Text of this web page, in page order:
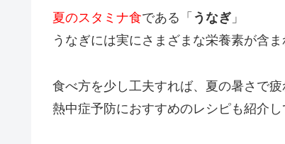
夏のスタミナ食である「 うなぎ 」
うなぎには実にさまざまな栄養素が含ま
食べ方を少し工夫すれば、夏の暑さで疲
熱中症予防におすすめのレシピも紹介し